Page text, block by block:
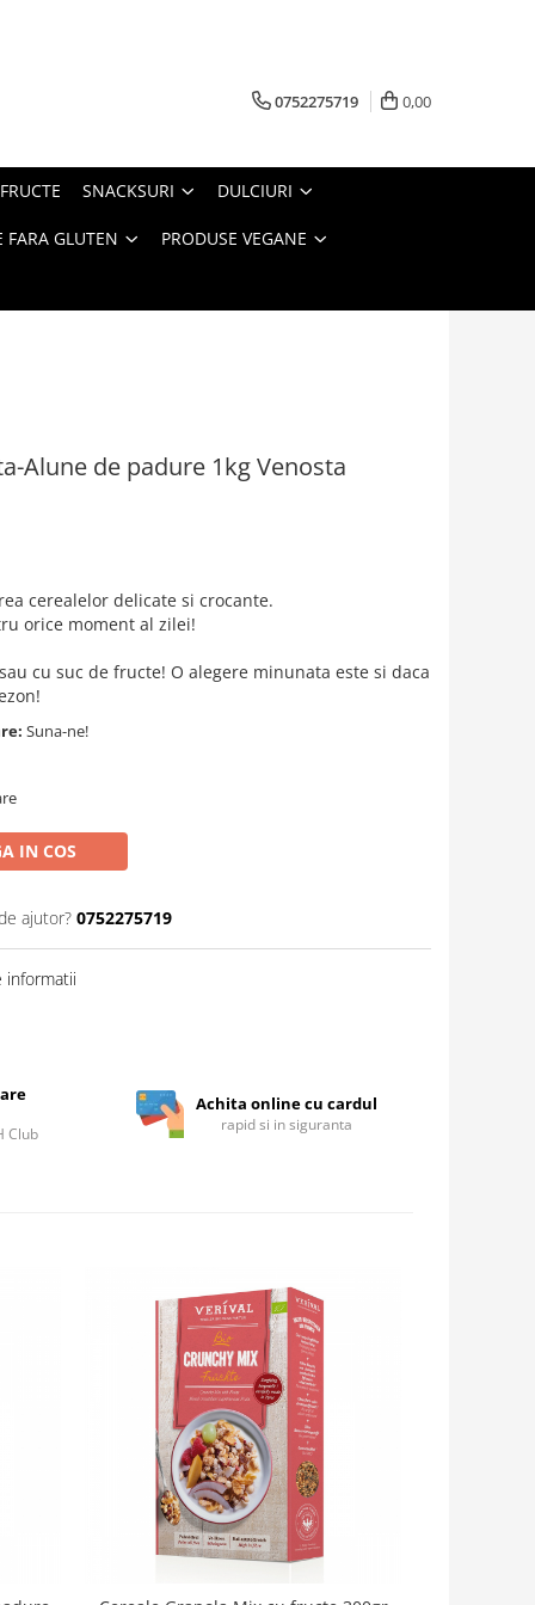
0752275719 0,00
SNACKSURI DULCIURI
FARA GLUTEN PRODUSE VEGANE
Alune de padure 1kg Venosta
cerealelor delicate si crocante.
orice moment al zilei!
cu suc de fructe! O alegere minunata este si daca
Suna-ne!
IN COS
ajutor? 0752275719
informatii
Club
Achita online cu cardul
rapid si in siguranta